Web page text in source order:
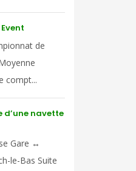
de
compt...
d’une navette
Gare ↔
le-Bas Suite